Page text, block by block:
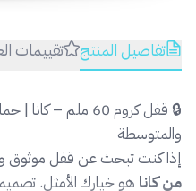
تفاصيل المنتج تقييمات
🔒 قفل كروم 60 ملم –
والمتوسطة
إذا كنت تبحث عن قفل موثوق
من كانا هو خيارك الأمثل.